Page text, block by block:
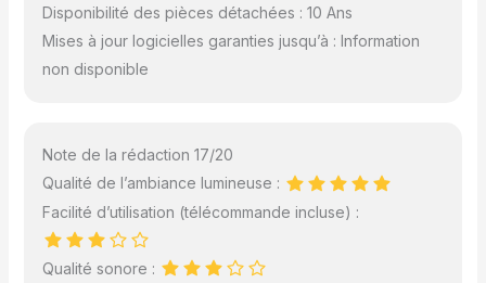
Disponibilité des pièces détachées : 10 Ans
Mises à jour logicielles garanties jusqu’à : Information
non disponible
Note de la rédaction 17/20
Qualité de l’ambiance lumineuse :
Facilité d’utilisation (télécommande incluse) :
Qualité sonore :